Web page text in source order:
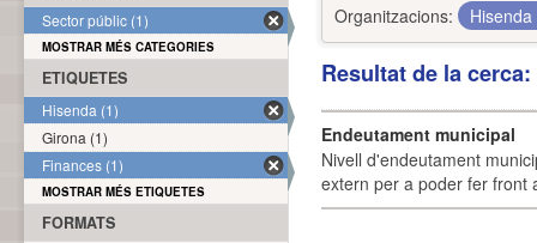
Organitzacions:
Hisenda
Resultat de la
Endeutament municipal
Nivell d'endeutament
extern per a poder fer front
Sector públic (1)
MOSTRAR MÉS CATEGORIES
ETIQUETES
Hisenda (1)
Girona (1)
Finances (1)
MOSTRAR MÉS ETIQUETES
FORMATS